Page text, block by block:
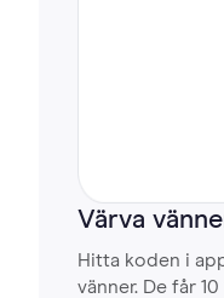
Värva
Hitta koden i
vänner. De får